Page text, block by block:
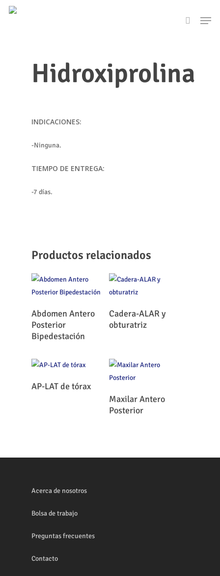
Skip
search
Hidroxiprolina
INDICACIONES:
-Ninguna.
TIEMPO DE ENTREGA:
-7 días.
Productos relacionados
Leer Más
Abdomen Antero
Posterior
Bipedestación
Leer Más
Cadera-ALAR y
obturatriz
Leer Más
AP-LAT de tórax
Leer Más
Maxilar Antero
Posterior
Acerca de nosotros
Bolsa de trabajo
Preguntas frecuentes
Contacto